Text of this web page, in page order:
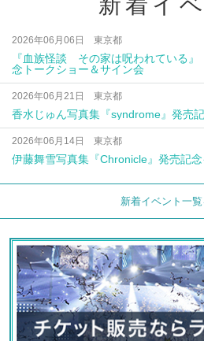
2026年06月06日 東京都
『血族怪談 その家は呪われている』
念トークショー＆サイン会
2026年06月21日 東京都
香水じゅん写真集『syndrome』発売
2026年06月14日 東京都
伊藤舞雪写真集『Chronicle』発売記
新着イベント一